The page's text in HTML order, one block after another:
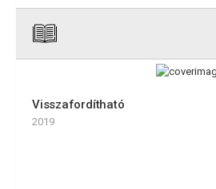
Visszafordítható
2019